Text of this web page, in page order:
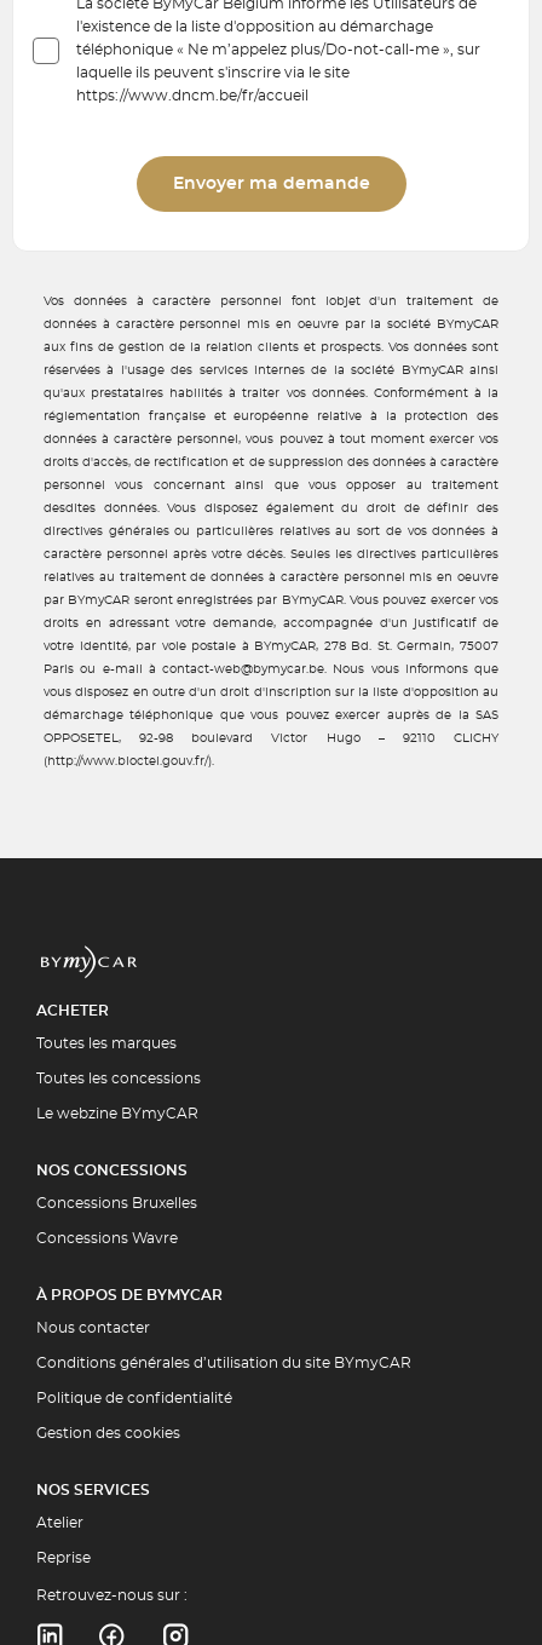
La société ByMyCar Belgium informe les Utilisateurs de
l'existence de la liste d'opposition au démarchage
téléphonique « Ne m’appelez plus/Do-not-call-me », sur
laquelle ils peuvent s'inscrire via le site
https://www.dncm.be/fr/accueil
Envoyer ma demande
Vos données à caractère personnel font lobjet d'un traitement de
données à caractère personnel mis en oeuvre par la société BYmyCAR
aux fins de gestion de la relation clients et prospects. Vos données sont
réservées à l'usage des services internes de la société BYmyCAR ainsi
qu'aux prestataires habilités à traiter vos données. Conformément à la
réglementation française et européenne relative à la protection des
données à caractère personnel, vous pouvez à tout moment exercer vos
droits d'accès, de rectification et de suppression des données à caractère
personnel vous concernant ainsi que vous opposer au traitement
desdites données. Vous disposez également du droit de définir des
directives générales ou particulières relatives au sort de vos données à
caractère personnel après votre décès. Seules les directives particulières
relatives au traitement de données à caractère personnel mis en oeuvre
par BYmyCAR seront enregistrées par BYmyCAR. Vous pouvez exercer vos
droits en adressant votre demande, accompagnée d'un justificatif de
votre identité, par voie postale à BYmyCAR, 278 Bd. St. Germain, 75007
Paris ou e-mail à contact-web@bymycar.be. Nous vous informons que
vous disposez en outre d'un droit d'inscription sur la liste d'opposition au
démarchage téléphonique que vous pouvez exercer auprès de la SAS
OPPOSETEL, 92-98 boulevard Victor Hugo – 92110 CLICHY
(http://www.bloctel.gouv.fr/).
ACHETER
Toutes les marques
Toutes les concessions
Le webzine BYmyCAR
NOS CONCESSIONS
Concessions Bruxelles
Concessions Wavre
À PROPOS DE BYMYCAR
Nous contacter
Conditions générales d’utilisation du site BYmyCAR
Politique de confidentialité
Gestion des cookies
NOS SERVICES
Atelier
Reprise
Retrouvez-nous sur :